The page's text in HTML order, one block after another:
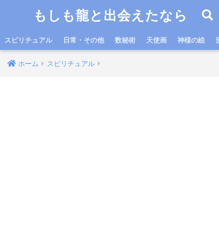
もしも龍と出会えたなら
スピリチュアル 日常・その他 数秘術 天使画 神様の絵
ホーム スピリチュアル